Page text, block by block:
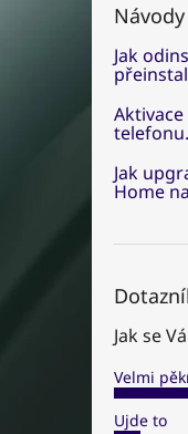
Návody
Jak
Jak
Home
Jak se
Velmi
Ujde to